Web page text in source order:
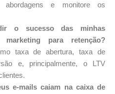
abordagens e monitore os
o sucesso das minhas
para retenção?
taxa de abertura, taxa de
e, principalmente, o LTV
e-mails caiam na caixa de